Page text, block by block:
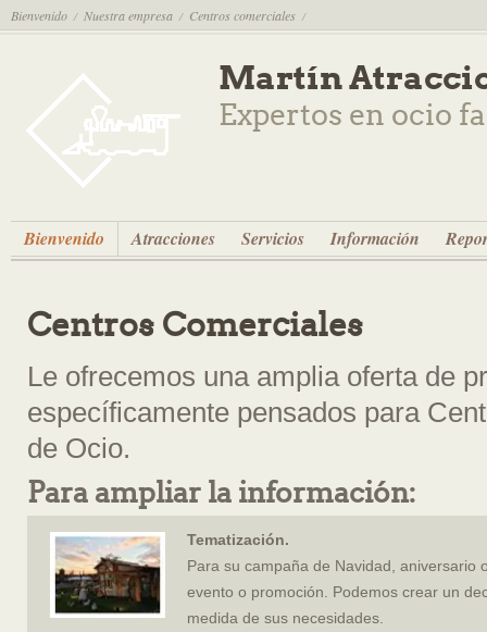
Bienvenido / Nuestra empresa / Centros comerciales /
Martín
Expertos en ocio
Bienvenido Atracciones Servicios Información
Centros Comerciales
Le ofrecemos una amplia oferta de
específicamente pensados para
de Ocio.
Para ampliar la información:
Tematización.
Para su campaña de Navidad, aniversario
evento o promoción. Podemos crear un
medida de sus necesidades.